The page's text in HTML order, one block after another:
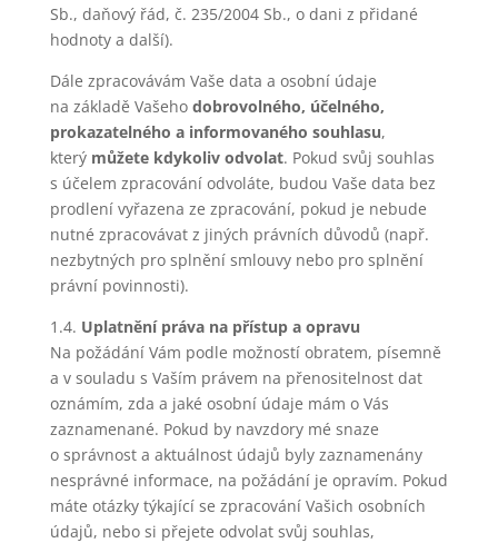
Sb., daňový řád, č. 235/2004 Sb., o dani z přidané
hodnoty a další).
Dále zpracovávám Vaše data a osobní údaje
na základě Vašeho dobrovolného, účelného,
prokazatelného a informovaného souhlasu,
který můžete kdykoliv odvolat. Pokud svůj souhlas
s účelem zpracování odvoláte, budou Vaše data bez
prodlení vyřazena ze zpracování, pokud je nebude
nutné zpracovávat z jiných právních důvodů (např.
nezbytných pro splnění smlouvy nebo pro splnění
právní povinnosti).
1.4. Uplatnění práva na přístup a opravu
Na požádání Vám podle možností obratem, písemně
a v souladu s Vaším právem na přenositelnost dat
oznámím, zda a jaké osobní údaje mám o Vás
zaznamenané. Pokud by navzdory mé snaze
o správnost a aktuálnost údajů byly zaznamenány
nesprávné informace, na požádání je opravím. Pokud
máte otázky týkající se zpracování Vašich osobních
údajů, nebo si přejete odvolat svůj souhlas,